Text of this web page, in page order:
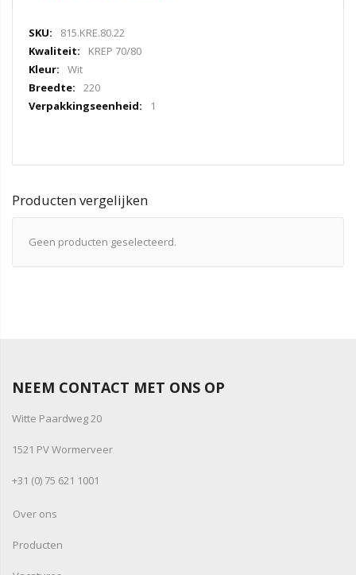
Meer
informatie
815.KRE.80.22
KREP 70/80
Wit
220
1
Producten vergelijken
Geen producten geselecteerd.
NEEM CONTACT MET ONS OP
Witte Paardweg 20
1521 PV Wormerveer
+31 (0) 75 621 1001
Over ons
Producten